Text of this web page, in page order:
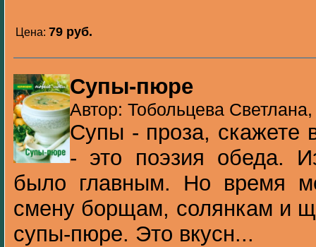
Цена: 79 pуб.
Супы-пюре
Автор: Тобольцева
Супы - проза, скажете
- это поэзия обеда.
было главным. Но время
смену борщам, солянкам и
супы-пюре. Это вкусн...